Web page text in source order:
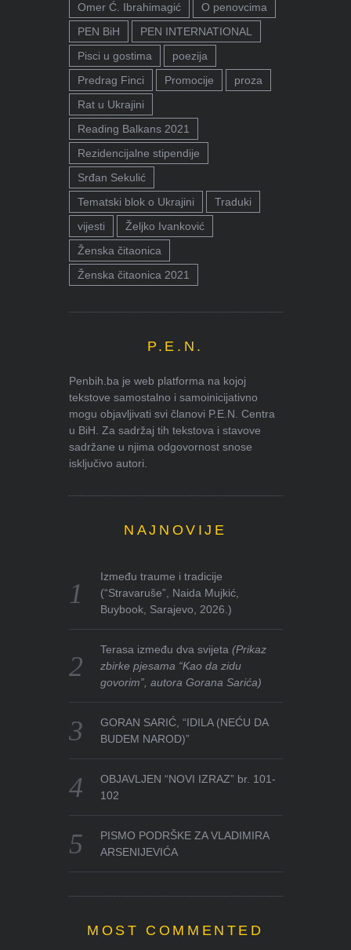
Omer Ć. Ibrahimagić
O penovcima
PEN BiH
PEN INTERNATIONAL
Pisci u gostima
poezija
Predrag Finci
Promocije
proza
Rat u Ukrajini
Reading Balkans 2021
Rezidencijalne stipendije
Srđan Sekulić
Tematski blok o Ukrajini
Traduki
vijesti
Željko Ivanković
Ženska čitaonica
Ženska čitaonica 2021
P.E.N.
Penbih.ba je web platforma na kojoj
tekstove samostalno i samoinicijativno
mogu objavljivati svi članovi P.E.N. Centra
u BiH. Za sadržaj tih tekstova i stavove
sadržane u njima odgovornost snose
isključivo autori.
NAJNOVIJE
Između traume i tradicije
(“Stravaruše”, Naida Mujkić,
Buybook, Sarajevo, 2026.)
Terasa između dva svijeta(Prikaz
zbirke pjesama “Kao da zidu
govorim”, autora Gorana Sarića)
GORAN SARIĆ, “IDILA (NEĆU DA
BUDEM NAROD)”
OBJAVLJEN “NOVI IZRAZ” br. 101-
102
PISMO PODRŠKE ZA VLADIMIRA
ARSENIJEVIĆA
MOST COMMENTED